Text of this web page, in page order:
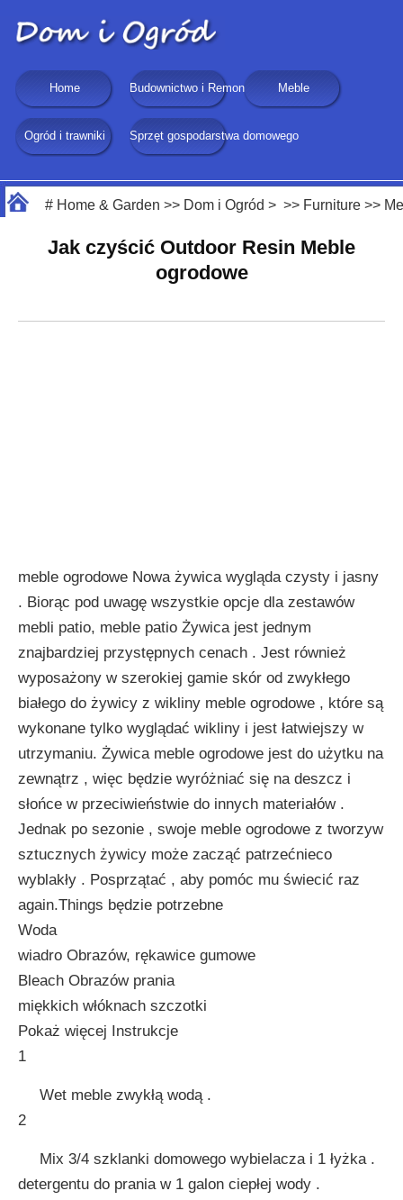
Home Budownictwo i Remonty Meble
Ogród i trawniki Sprzęt gospodarstwa domowego
# Home & Garden >> Dom i Ogród > >> Furniture >>
Jak czyścić Outdoor Resin Meble
ogrodowe
meble ogrodowe Nowa żywica wygląda czysty i jasny
. Biorąc pod uwagę wszystkie opcje dla zestawów
mebli patio, meble patio Żywica jest jednym
znajbardziej przystępnych cenach . Jest również
wyposażony w szerokiej gamie skór od zwykłego
białego do żywicy z wikliny meble ogrodowe , które są
wykonane tylko wyglądać wikliny i jest łatwiejszy w
utrzymaniu. Żywica meble ogrodowe jest do użytku na
zewnątrz , więc będzie wyróżniać się na deszcz i
słońce w przeciwieństwie do innych materiałów .
Jednak po sezonie , swoje meble ogrodowe z tworzyw
sztucznych żywicy może zacząć patrzećnieco
wyblakły . Posprzątać , aby pomóc mu świecić raz
again.Things będzie potrzebne
Woda
wiadro Obrazów, rękawice gumowe
Bleach Obrazów prania
miękkich włóknach szczotki
Pokaż więcej Instrukcje
1
Wet meble zwykłą wodą .
2
Mix 3/4 szklanki domowego wybielacza i 1 łyżka .
detergentu do prania w 1 galon ciepłej wody .